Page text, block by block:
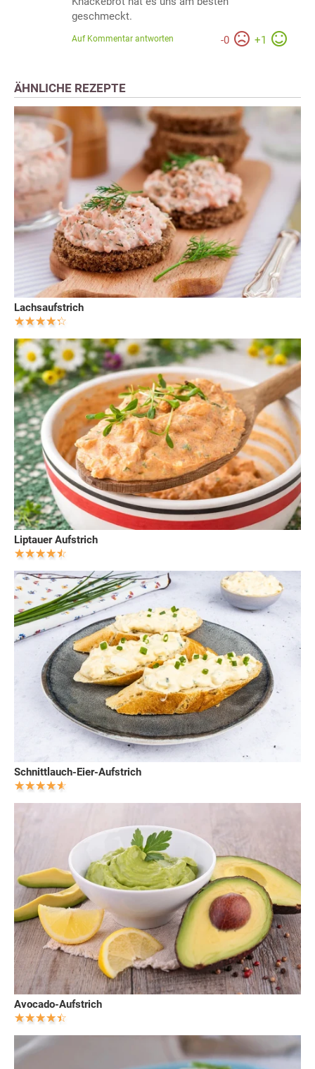
geschmeckt.
-0 +1
Auf Kommentar antworten
ÄHNLICHE REZEPTE
Lachsaufstrich
Liptauer Aufstrich
Schnittlauch-Eier-Aufstrich
Avocado-Aufstrich